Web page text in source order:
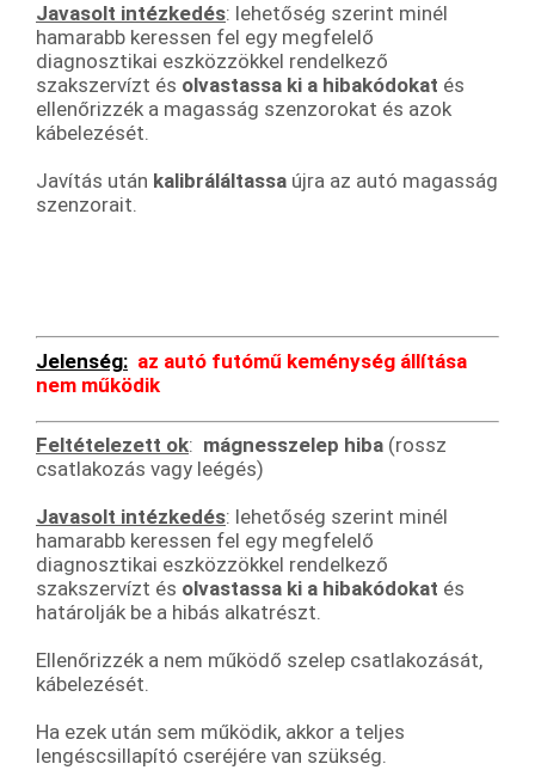
Javasolt intézkedés: lehetőség szerint minél
hamarabb keressen fel egy megfelelő
diagnosztikai eszközzökkel rendelkező
szakszervízt és olvastassa ki a hibakódokat és
ellenőrizzék a magasság szenzorokat és azok
kábelezését.
Javítás után kalibráláltassa újra az autó magasság
szenzorait.
Jelenség: az autó futómű keménység állítása
nem működik
Feltételezett ok: mágnesszelep hiba (rossz
csatlakozás vagy leégés)
Javasolt intézkedés: lehetőség szerint minél
hamarabb keressen fel egy megfelelő
diagnosztikai eszközzökkel rendelkező
szakszervízt és olvastassa ki a hibakódokat és
határolják be a hibás alkatrészt.
Ellenőrizzék a nem működő szelep csatlakozását,
kábelezését.
Ha ezek után sem működik, akkor a teljes
lengéscsillapító cseréjére van szükség.